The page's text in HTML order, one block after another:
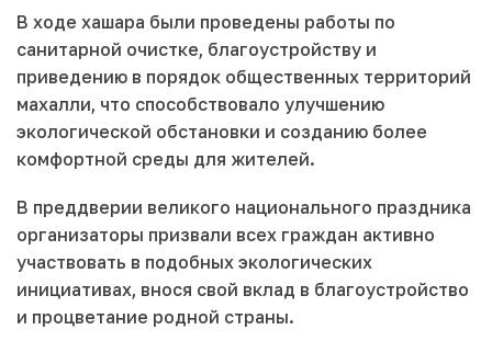
В ходе хашара были проведены работы по
санитарной очистке, благоустройству и
приведению в порядок общественных территорий
махалли, что способствовало улучшению
экологической обстановки и созданию более
комфортной среды для жителей.
В преддверии великого национального праздника
организаторы призвали всех граждан активно
участвовать в подобных экологических
инициативах, внося свой вклад в благоустройство
и процветание родной страны.